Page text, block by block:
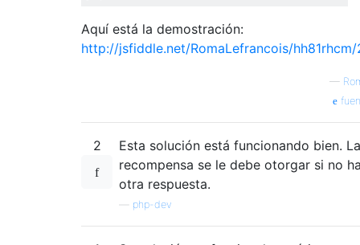
Aquí está la demostración:
http://jsfiddle.net/RomaLefrancois/
—
2
Esta solución está funcionando bien. La
recompensa se le debe otorgar si no
otra respuesta.
php-dev